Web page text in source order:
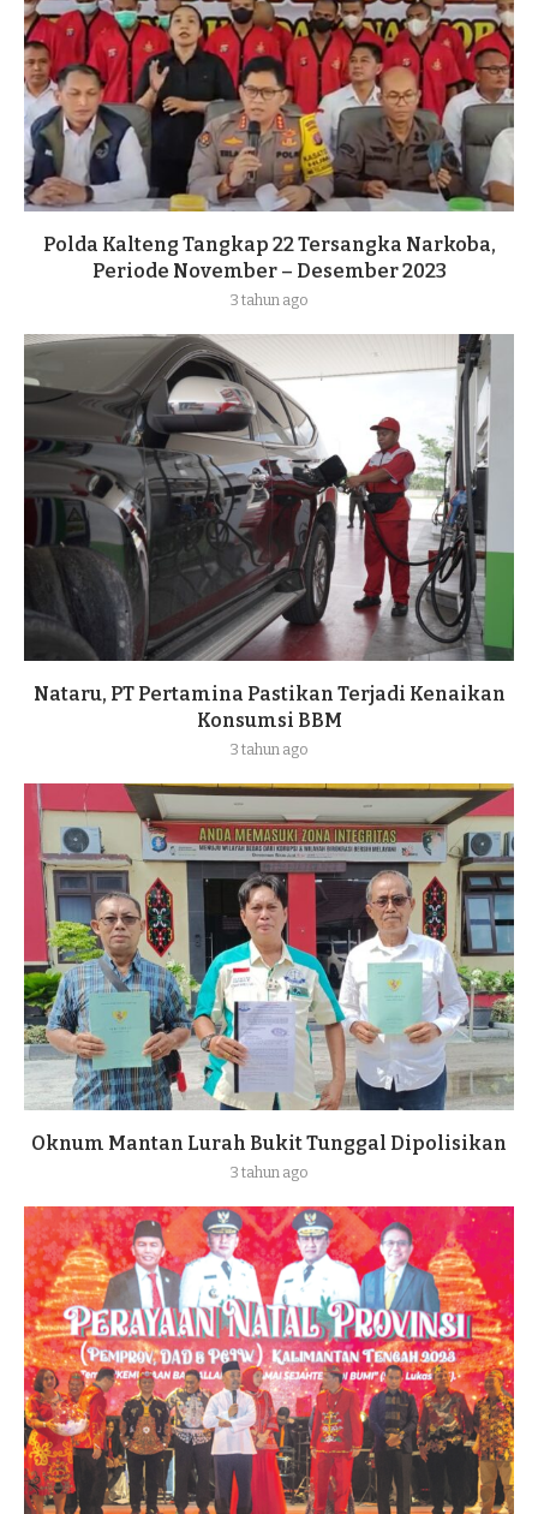
Polda Kalteng Tangkap 22 Tersangka Narkoba,
Periode November – Desember 2023
3 tahun ago
Nataru, PT Pertamina Pastikan Terjadi Kenaikan
Konsumsi BBM
3 tahun ago
Oknum Mantan Lurah Bukit Tunggal Dipolisikan
3 tahun ago